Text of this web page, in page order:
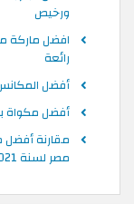
ورخيص
افضل ماركة
رائعة
أفضل المكانس الكهربائية
أفضل مكواة
مقارنة أفضل
مصر لسنة 2021